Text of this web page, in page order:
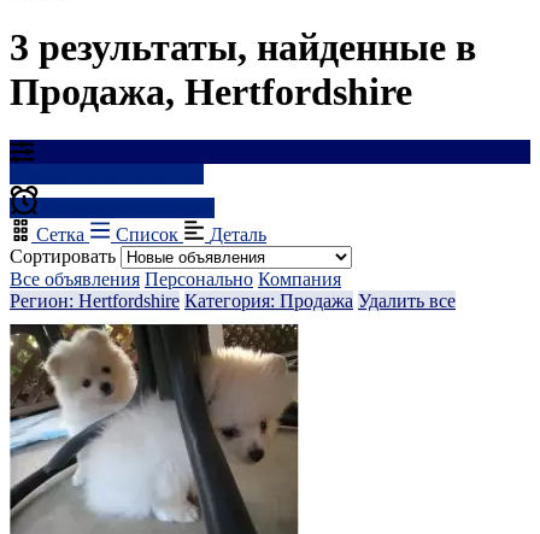
3 результаты, найденные в
Продажа, Hertfordshire
Сетка
Список
Деталь
Сортировать
Все объявления Персонально Компания
Регион: Hertfordshire Категория: Продажа Удалить все